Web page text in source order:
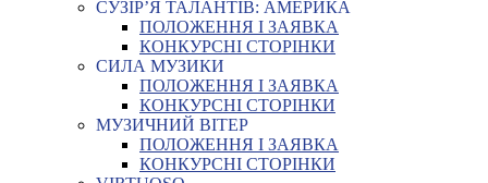
СУЗІР’Я ТАЛАНТІВ: АМЕРИКА
ПОЛОЖЕННЯ І ЗАЯВКА
КОНКУРСНІ СТОРІНКИ
СИЛА МУЗИКИ
ПОЛОЖЕННЯ І ЗАЯВКА
КОНКУРСНІ СТОРІНКИ
МУЗИЧНИЙ ВІТЕР
ПОЛОЖЕННЯ І ЗАЯВКА
КОНКУРСНІ СТОРІНКИ